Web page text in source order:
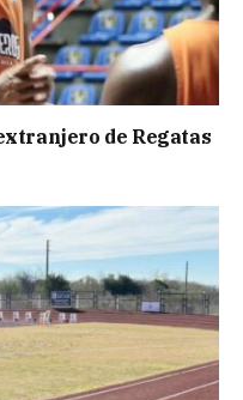
de Regatas